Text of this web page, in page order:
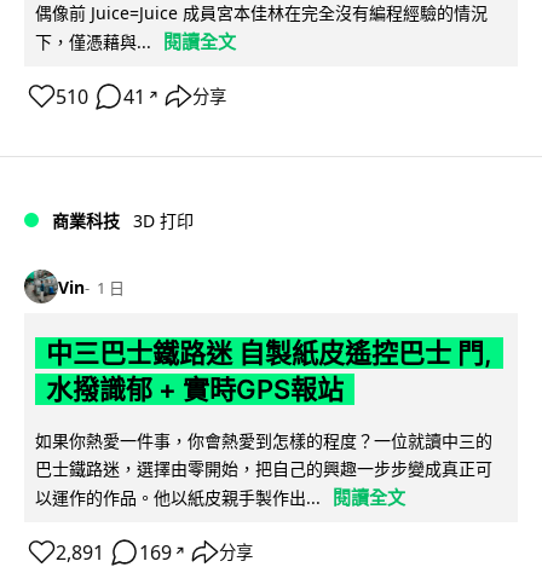
偶像前 Juice=Juice 成員宮本佳林在完全沒有編程經驗的情況
下，僅憑藉與...
閱讀全文
510 41 ↗ 分享
商業科技 3D 打印
Vin 1 日
中三巴士鐵路迷 自製紙皮遙控巴士 門,
水撥識郁 + 實時GPS報站
如果你熱愛一件事，你會熱愛到怎樣的程度？一位就讀中三的
巴士鐵路迷，選擇由零開始，把自己的興趣一步步變成真正可
以運作的作品。他以紙皮親手製作出...
閱讀全文
2,891 169 ↗ 分享